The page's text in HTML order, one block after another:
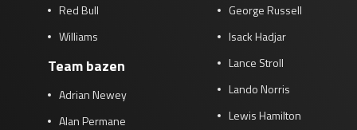
Red Bull
Williams
Team bazen
Adrian Newey
Alan Permane
George Russell
Isack Hadjar
Lance Stroll
Lando Norris
Lewis Hamilton